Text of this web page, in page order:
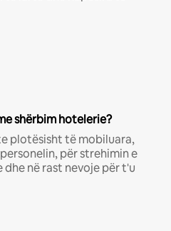
shërbim hotelerie?
plotësisht të mobiluara,
për strehimin e
në rast nevoje për t'u